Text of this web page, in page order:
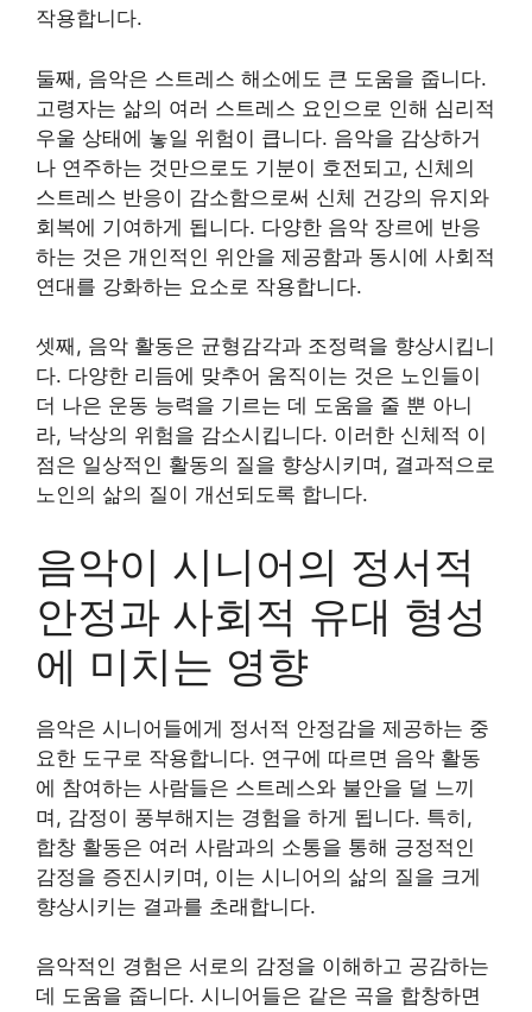
작용합니다.
둘째, 음악은 스트레스 해소에도 큰 도움을 줍니다.
고령자는 삶의 여러 스트레스 요인으로 인해 심리적
우울 상태에 놓일 위험이 큽니다. 음악을 감상하거
나 연주하는 것만으로도 기분이 호전되고, 신체의
스트레스 반응이 감소함으로써 신체 건강의 유지와
회복에 기여하게 됩니다. 다양한 음악 장르에 반응
하는 것은 개인적인 위안을 제공함과 동시에 사회적
연대를 강화하는 요소로 작용합니다.
셋째, 음악 활동은 균형감각과 조정력을 향상시킵니
다. 다양한 리듬에 맞추어 움직이는 것은 노인들이
더 나은 운동 능력을 기르는 데 도움을 줄 뿐 아니
라, 낙상의 위험을 감소시킵니다. 이러한 신체적 이
점은 일상적인 활동의 질을 향상시키며, 결과적으로
노인의 삶의 질이 개선되도록 합니다.
음악이 시니어의 정서적
안정과 사회적 유대 형성
에 미치는 영향
음악은 시니어들에게 정서적 안정감을 제공하는 중
요한 도구로 작용합니다. 연구에 따르면 음악 활동
에 참여하는 사람들은 스트레스와 불안을 덜 느끼
며, 감정이 풍부해지는 경험을 하게 됩니다. 특히,
합창 활동은 여러 사람과의 소통을 통해 긍정적인
감정을 증진시키며, 이는 시니어의 삶의 질을 크게
향상시키는 결과를 초래합니다.
음악적인 경험은 서로의 감정을 이해하고 공감하는
데 도움을 줍니다. 시니어들은 같은 곡을 합창하면